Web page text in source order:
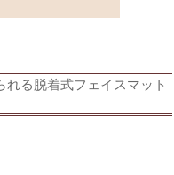
る脱着式フェイスマット